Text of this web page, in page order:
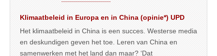
Klimaatbeleid in Europa en in China (opinie*) UPD
Het klimaatbeleid in China is een succes. Westerse media
en deskundigen geven het toe. Leren van China en
samenwerken met het land dan maar? ‘Dat